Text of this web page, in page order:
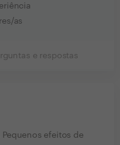
as
e respostas
efeitos de